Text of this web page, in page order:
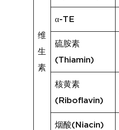
维
生
素
α-TE
硫胺素
(Thiamin)
核黄素
(Riboflavin)
烟酸(Niacin)